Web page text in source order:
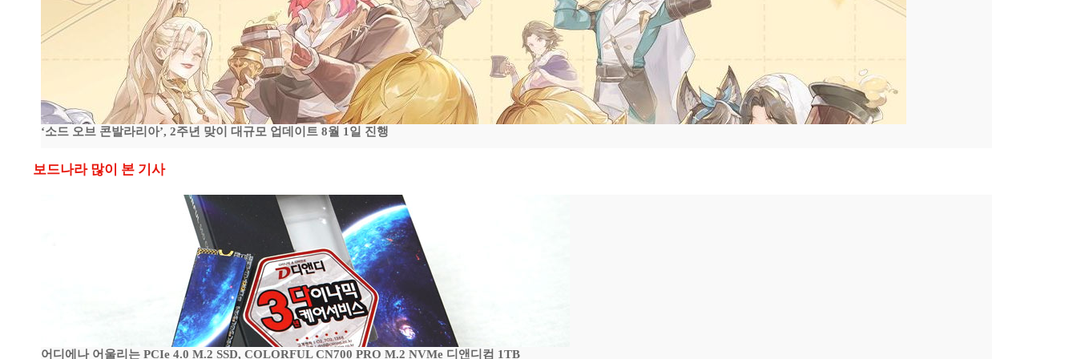
‘소드 오브 콘발라리아’, 2주년 맞이 대규모 업데이트 8월 1일 진행
보드나라 많이 본 기사
어디에나 어울리는 PCIe 4.0 M.2 SSD, COLORFUL CN700 PRO M.2 NVMe 디앤디컴 1TB